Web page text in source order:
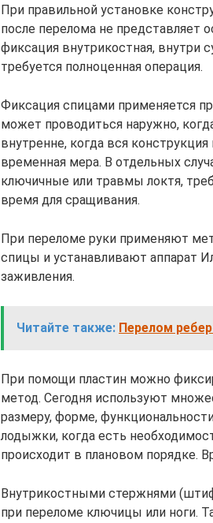
При правильной установке
после перелома не представляет
фиксация внутрикостная, внутри
требуется полноценная операция.
Фиксация спицами применяется
может проводиться наружно,
внутренне, когда вся
временная мера. В отдельных
ключичные или травмы локтя,
время для сращивания.
При переломе руки применяют
спицы и устанавливают аппарат
заживления.
Читайте также: Перелом
При помощи пластин можно
метод. Сегодня используют
размеру, форме,
лодыжки, когда есть
происходит в плановом порядке.
Внутрикостными стержнями
при переломе ключицы или ноги.